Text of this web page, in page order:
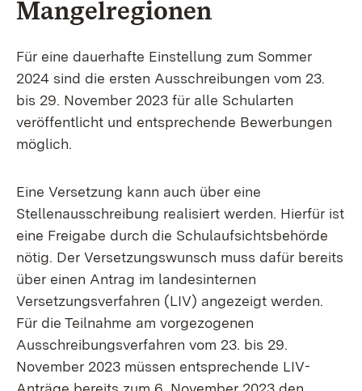
Mangelregionen
Für eine dauerhafte Einstellung zum Sommer
2024 sind die ersten Ausschreibungen vom 23.
bis 29. November 2023 für alle Schularten
veröffentlicht und entsprechende Bewerbungen
möglich.
Eine Versetzung kann auch über eine
Stellenausschreibung realisiert werden. Hierfür ist
eine Freigabe durch die Schulaufsichtsbehörde
nötig. Der Versetzungswunsch muss dafür bereits
über einen Antrag im landesinternen
Versetzungsverfahren (LIV) angezeigt werden.
Für die Teilnahme am vorgezogenen
Ausschreibungsverfahren vom 23. bis 29.
November 2023 müssen entsprechende LIV-